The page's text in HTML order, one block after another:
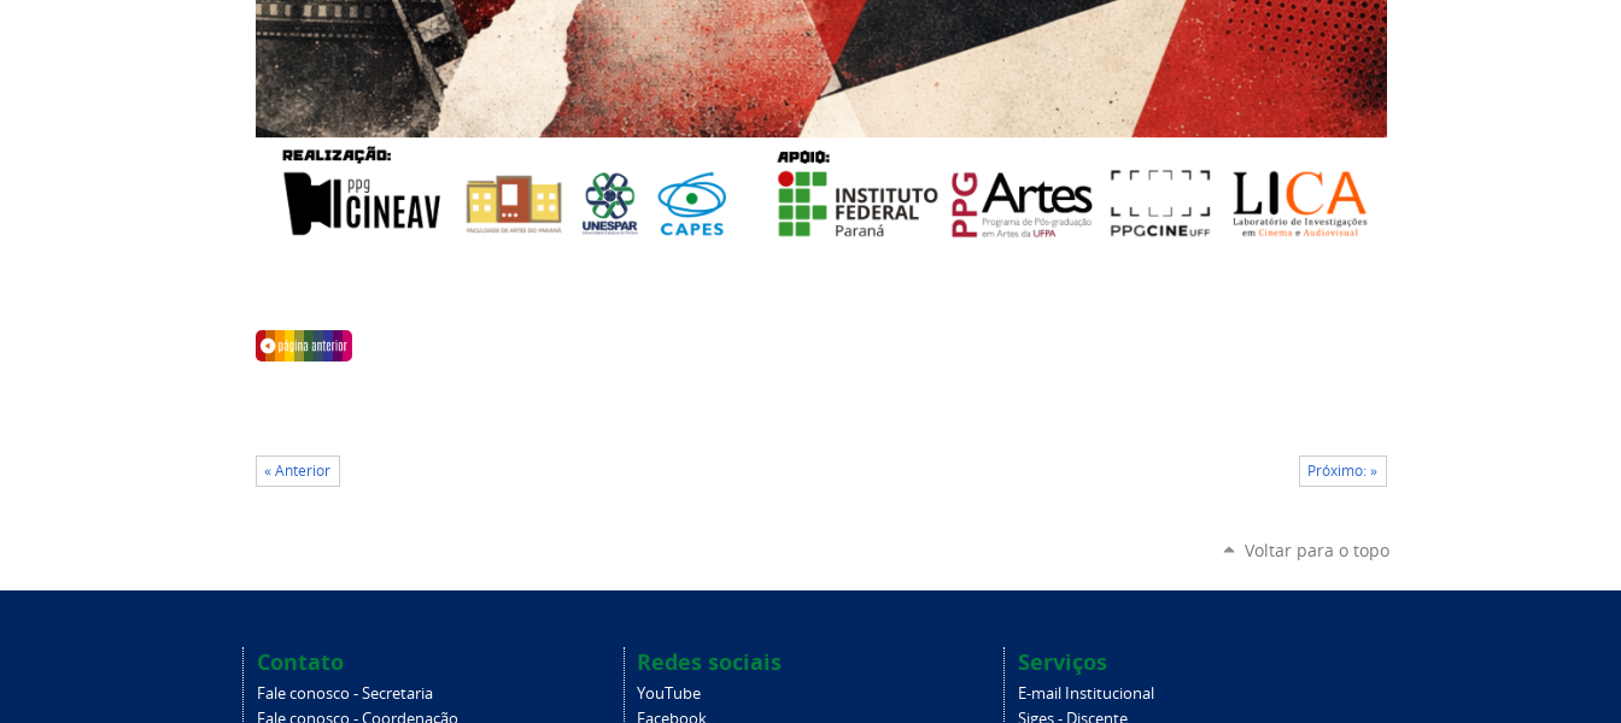
« Anterior Próximo: »
Voltar para o topo
Contato
Fale conosco - Secretaria
Redes sociais
YouTube
Serviços
E-mail Institucional